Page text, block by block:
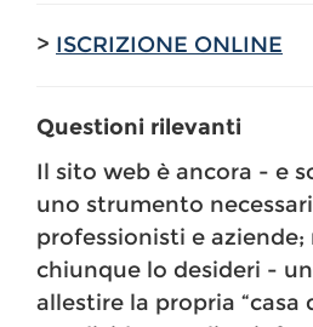
> ISCRIZIONE ONLINE
Questioni rilevanti
Il sito web è ancora - e
uno strumento
professionisti e aziende;
chiunque lo desideri -
allestire la propria “casa